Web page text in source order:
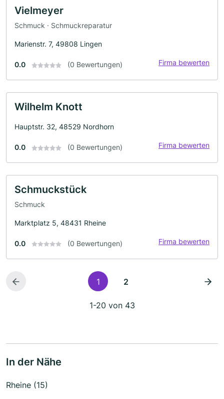
Vielmeyer
Schmuck · Schmuckreparatur
Marienstr. 7, 49808 Lingen
0.0 (0 Bewertungen) Firma bewerten
Wilhelm Knott
Hauptstr. 32, 48529 Nordhorn
0.0 (0 Bewertungen) Firma bewerten
Schmuckstück
Schmuck
Marktplatz 5, 48431 Rheine
0.0 (0 Bewertungen) Firma bewerten
1 2
1-20 von 43
In der Nähe
Rheine (15)